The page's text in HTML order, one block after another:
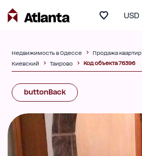
USD
Недвижимость в Одессе Продажа квартир
Киевский
Таирово Код объекта 76396
buttonBack